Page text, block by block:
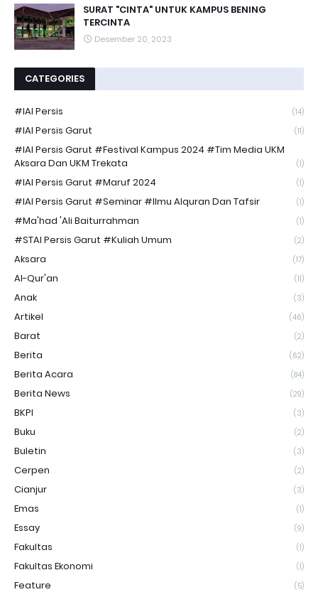
SURAT "CINTA" UNTUK KAMPUS BENING
TERCINTA
Desember 20, 2023
CATEGORIES
#IAI Persis (14)
#IAI Persis Garut (11)
#IAI Persis Garut #Festival Kampus 2024 #Tim Media UKM
Aksara Dan UKM Trekata
(1)
#IAI Persis Garut #Maruf 2024 (1)
#IAI Persis Garut #Seminar #Ilmu Alquran Dan Tafsir (1)
#Ma'had 'Ali Baiturrahman (1)
#STAI Persis Garut #Kuliah Umum (2)
Aksara (17)
Al-Qur'an (11)
Anak (3)
Artikel (46)
Barat (2)
Berita (62)
Berita Acara (84)
Berita News (29)
BKPI (3)
Buku (2)
Buletin (3)
Cerpen (2)
Cianjur (3)
Emas (1)
Essay (9)
Fakultas (1)
Fakultas Ekonomi (1)
Feature (5)